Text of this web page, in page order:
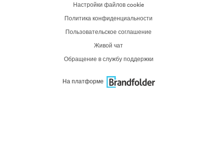
Настройки файлов cookie
Политика конфиденциальности
Пользовательское соглашение
Живой чат
Обращение в службу поддержки
На платформе